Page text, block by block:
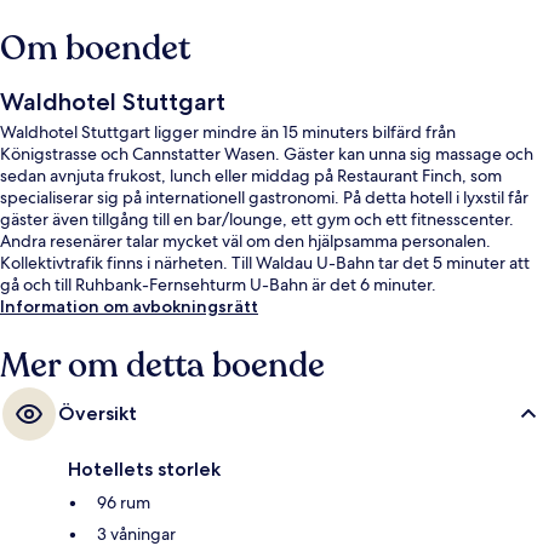
Om boendet
Waldhotel Stuttgart
Waldhotel Stuttgart ligger mindre än 15 minuters bilfärd från
Königstrasse och Cannstatter Wasen. Gäster kan unna sig massage och
sedan avnjuta frukost, lunch eller middag på Restaurant Finch, som
specialiserar sig på internationell gastronomi. På detta hotell i lyxstil får
gäster även tillgång till en bar/lounge, ett gym och ett fitnesscenter.
Andra resenärer talar mycket väl om den hjälpsamma personalen.
Kollektivtrafik finns i närheten. Till Waldau U-Bahn tar det 5 minuter att
gå och till Ruhbank-Fernsehturm U-Bahn är det 6 minuter.
Information om avbokningsrätt
Mer om detta boende
Översikt
Hotellets storlek
96 rum
3 våningar